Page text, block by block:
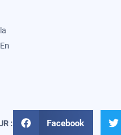
: Facebook